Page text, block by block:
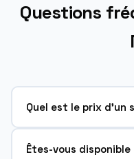
Questions
Quel est le prix d'un
À Mions (69780),
Changement de cylindre
Êtes-vous